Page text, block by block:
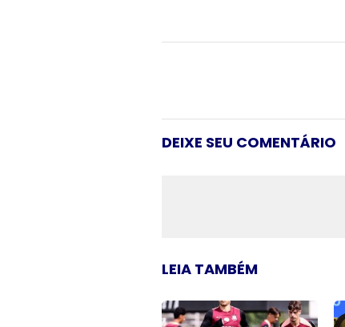
DEIXE SEU COMENTÁRIO
LEIA TAMBÉM